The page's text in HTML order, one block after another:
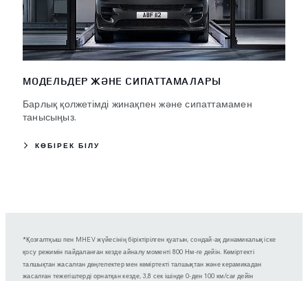
МОДЕЛЬДЕР ЖӘНЕ СИПАТТАМАЛАРЫ
Барлық қолжетімді жинақпен және сипаттамамен
танысыңыз.
КӨБІРЕК БІЛУ
*Қозғалтқыш пен MHEV жүйесінің біріктірілген қуатын, сондай-ақ динамикалық іске
қосу режимін пайдаланған кезде айналу моменті 800 Нм-ге дейін. Көміртекті
талшықтан жасалған дөңгелектер мен көміртекті талшықтан және керамикадан
жасалған тежегіштерді орнатқан кезде, 3,8 сек ішінде 0-ден 100 км/сағ дейін